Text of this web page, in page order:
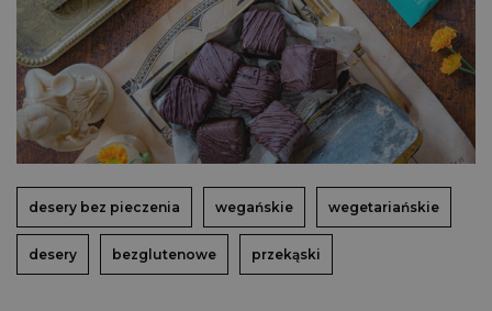
desery bez pieczenia wegańskie wegetariańskie
desery bezglutenowe przekąski